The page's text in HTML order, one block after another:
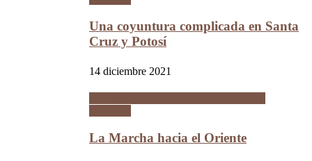
Una coyuntura complicada en Santa
Cruz y Potosí
14 diciembre 2021
La Marcha hacia el Oriente